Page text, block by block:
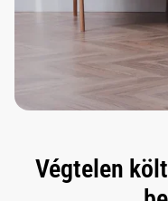
Végtelen